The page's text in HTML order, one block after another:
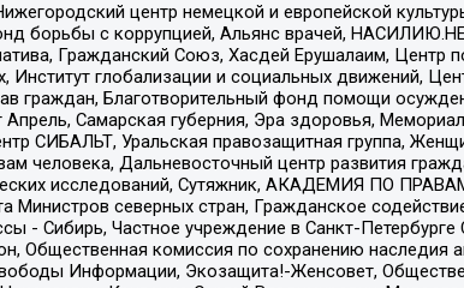
центр немецкой и европейской
борьбы с коррупцией, Альянс врачей,
Гражданский Союз, Хасдей Ерушалаим, Центр
глобализации и социальных движений,
граждан, Благотворительный фонд помощи
Апрель, Самарская губерния, Эра здоровья,
СИБАЛЬТ, Уральская правозащитная группа,
человека, Дальневосточный центр развития
исследований, Сутяжник, АКАДЕМИЯ ПО
Министров северных стран, Гражданское
- Сибирь, Частное учреждение в Санкт-
Общественная комиссия по сохранению
Информации, Экозащита!-Женсовет,